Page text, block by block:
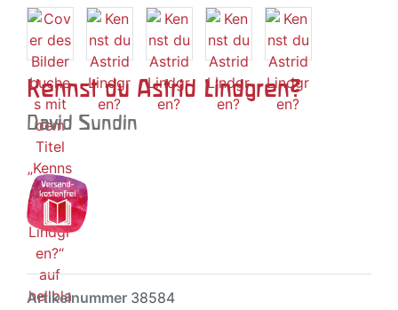
Kennst du Astrid Lindgren?
David Sundin
Artikelnummer 38584